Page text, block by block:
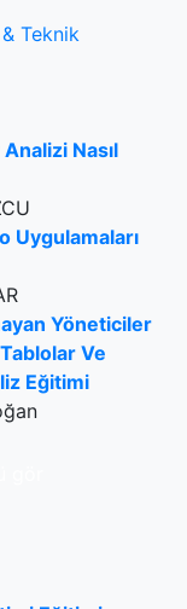
Teknik
Nasıl
Uygulamaları
Yöneticiler
Ve
Eğitimi